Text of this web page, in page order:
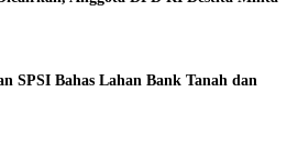
SPSI Bahas Lahan Bank Tanah dan